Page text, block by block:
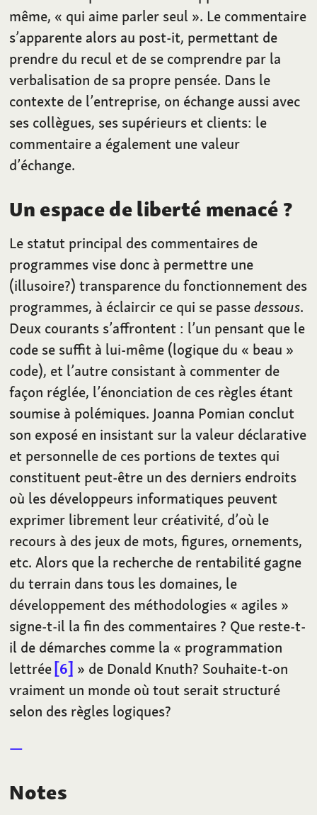
même, « qui aime parler seul ». Le commentaire
s’apparente alors au post-it, permettant de
prendre du recul et de se comprendre par la
verbalisation de sa propre pensée. Dans le
contexte de l’entreprise, on échange aussi avec
ses collègues, ses supérieurs et clients: le
commentaire a également une valeur
d’échange.
Un espace de liberté menacé?
Le statut principal des commentaires de
programmes vise donc à permettre une
(illusoire?) transparence du fonctionnement des
programmes, à éclaircir ce qui se passedessous.
Deux courants s’affrontent : l’un pensant que le
code se suffit à lui-même (logique du « beau »
code), et l’autre consistant à commenter de
façon réglée, l’énonciation de ces règles étant
soumise à polémiques. Joanna Pomian conclut
son exposé en insistant sur la valeur déclarative
et personnelle de ces portions de textes qui
constituent peut-être un des derniers endroits
où les développeurs informatiques peuvent
exprimer librement leur créativité, d’où le
recours à des jeux de mots, figures, ornements,
etc. Alors que la recherche de rentabilité gagne
du terrain dans tous les domaines, le
développement des méthodologies « agiles »
signe-t-il la fin des commentaires ? Que reste-t-
il de démarches comme la « programmation
lettrée 6 » de Donald Knuth? Souhaite-t-on
vraiment un monde où tout serait structuré
selon des règles logiques?
Notes